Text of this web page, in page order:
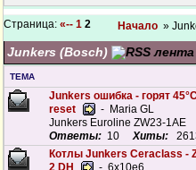
Страница: «-- 1 2 Начало »
Junkers (Bosch)
ТЕМА
Junkers ошибка - горят
reset
- Maria GL
Junkers Euroline ZW23-1AE
Ответы: 10Хиты:
Котлы Junkers Ceraclass -
2 DH
- 6x10e6